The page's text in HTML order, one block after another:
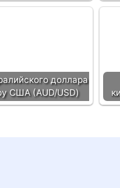
доллара
США (AUD/USD)